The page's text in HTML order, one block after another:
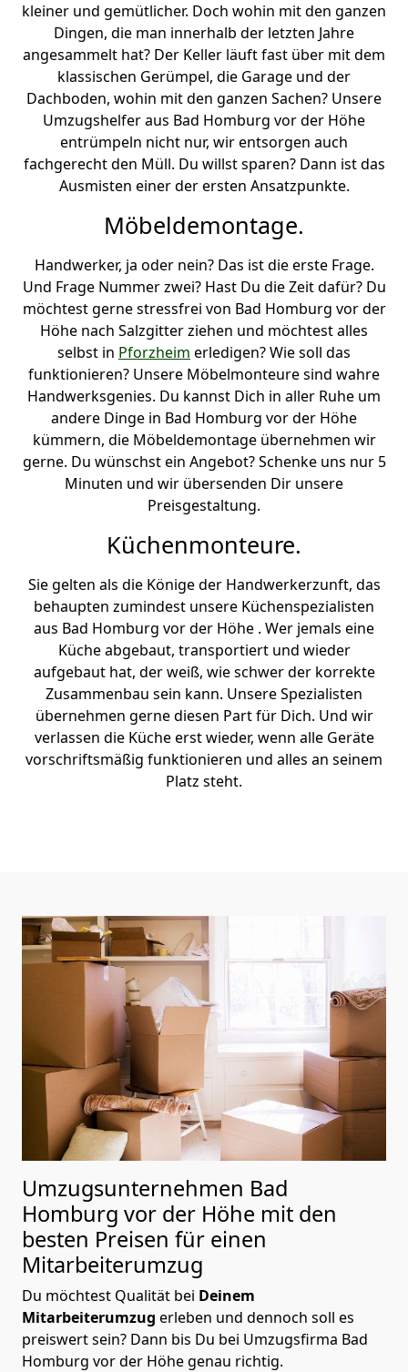
kleiner und gemütlicher. Doch wohin mit den ganzen
Dingen, die man innerhalb der letzten Jahre
angesammelt hat? Der Keller läuft fast über mit dem
klassischen Gerümpel, die Garage und der
Dachboden, wohin mit den ganzen Sachen? Unsere
Umzugshelfer aus Bad Homburg vor der Höhe
entrümpeln nicht nur, wir entsorgen auch
fachgerecht den Müll. Du willst sparen? Dann ist das
Ausmisten einer der ersten Ansatzpunkte.
Möbeldemontage.
Handwerker, ja oder nein? Das ist die erste Frage.
Und Frage Nummer zwei? Hast Du die Zeit dafür? Du
möchtest gerne stressfrei von Bad Homburg vor der
Höhe nach Salzgitter ziehen und möchtest alles
selbst in Pforzheim erledigen? Wie soll das
funktionieren? Unsere Möbelmonteure sind wahre
Handwerksgenies. Du kannst Dich in aller Ruhe um
andere Dinge in Bad Homburg vor der Höhe
kümmern, die Möbeldemontage übernehmen wir
gerne. Du wünschst ein Angebot? Schenke uns nur 5
Minuten und wir übersenden Dir unsere
Preisgestaltung.
Küchenmonteure.
Sie gelten als die Könige der Handwerkerzunft, das
behaupten zumindest unsere Küchenspezialisten
aus Bad Homburg vor der Höhe . Wer jemals eine
Küche abgebaut, transportiert und wieder
aufgebaut hat, der weiß, wie schwer der korrekte
Zusammenbau sein kann. Unsere Spezialisten
übernehmen gerne diesen Part für Dich. Und wir
verlassen die Küche erst wieder, wenn alle Geräte
vorschriftsmäßig funktionieren und alles an seinem
Platz steht.
Umzugsunternehmen Bad
Homburg vor der Höhe mit den
besten Preisen für einen
Mitarbeiterumzug
Du möchtest Qualität bei Deinem
Mitarbeiterumzug erleben und dennoch soll es
preiswert sein? Dann bis Du bei Umzugsfirma Bad
Homburg vor der Höhe genau richtig.